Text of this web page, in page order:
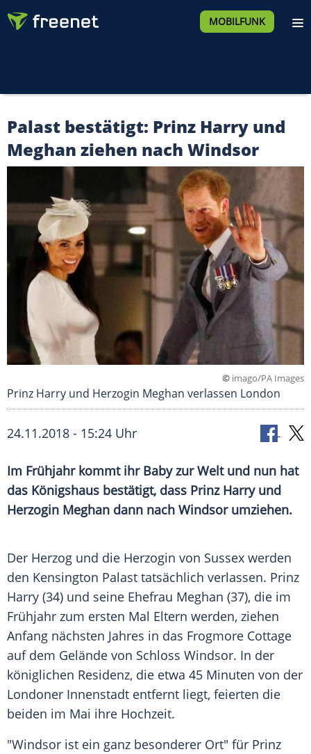
MOBILFUNK
Palast bestätigt: Prinz Harry und
Meghan ziehen nach Windsor
© imago/PA Images
Prinz Harry und Herzogin Meghan verlassen London
24.11.2018 - 15:24 Uhr
Im Frühjahr kommt ihr Baby zur Welt und nun hat
das Königshaus bestätigt, dass Prinz Harryund
Herzogin Meghan dann nach Windsor umziehen.
Der Herzog und die Herzogin von Sussex werden
den Kensington Palast tatsächlich verlassen. Prinz
Harry (34) und seine Ehefrau Meghan (37), die im
Frühjahr zum ersten Mal Eltern werden, ziehen
Anfang nächsten Jahres in das Frogmore Cottage
auf dem Gelände von Schloss Windsor. In der
königlichen Residenz, die etwa 45 Minuten von der
Londoner Innenstadt entfernt liegt, feierten die
beiden im Mai ihre Hochzeit.
"Windsor ist ein ganz besonderer Ort" für Prinz